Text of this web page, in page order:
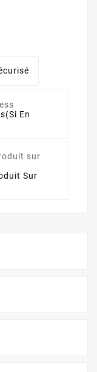
(si En
Sur